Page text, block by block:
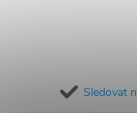
Sledovat